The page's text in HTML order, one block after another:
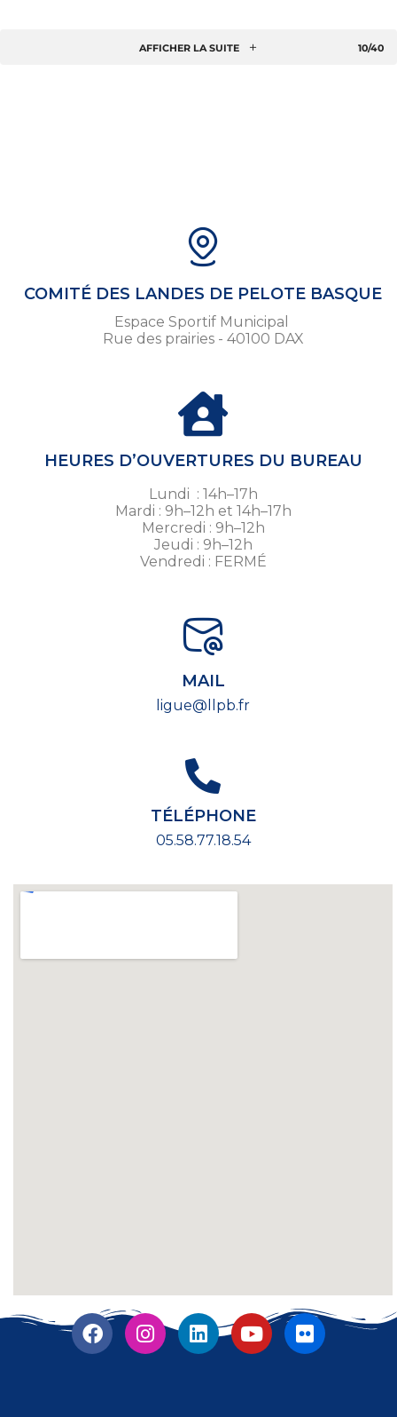
AFFICHER LA SUITE 10/40
COMITÉ DES LANDES DE PELOTE BASQUE
Espace Sportif Municipal
Rue des prairies - 40100 DAX
HEURES D’OUVERTURES DU BUREAU
Lundi : 14h–17h
Mardi : 9h–12h et 14h–17h
Mercredi : 9h–12h
Jeudi : 9h–12h
Vendredi : FERMÉ
MAIL
ligue@llpb.fr
TÉLÉPHONE
05.58.77.18.54